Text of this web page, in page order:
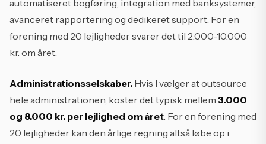
automatiseret bogføring, integration med banksystemer,
avanceret rapportering og dedikeret support. For en
forening med 20 lejligheder svarer det til 2.000-10.000
kr. om året.
Administrationsselskaber. Hvis I vælger at outsource
hele administrationen, koster det typisk mellem 3.000
og 8.000 kr. per lejlighed om året. For en forening med
20 lejligheder kan den årlige regning altså løbe op i